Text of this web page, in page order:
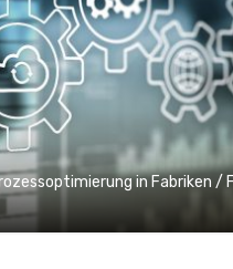
in Fabriken /